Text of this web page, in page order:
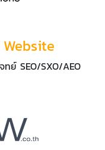
Website
ย์ SEO/SXO/AEO